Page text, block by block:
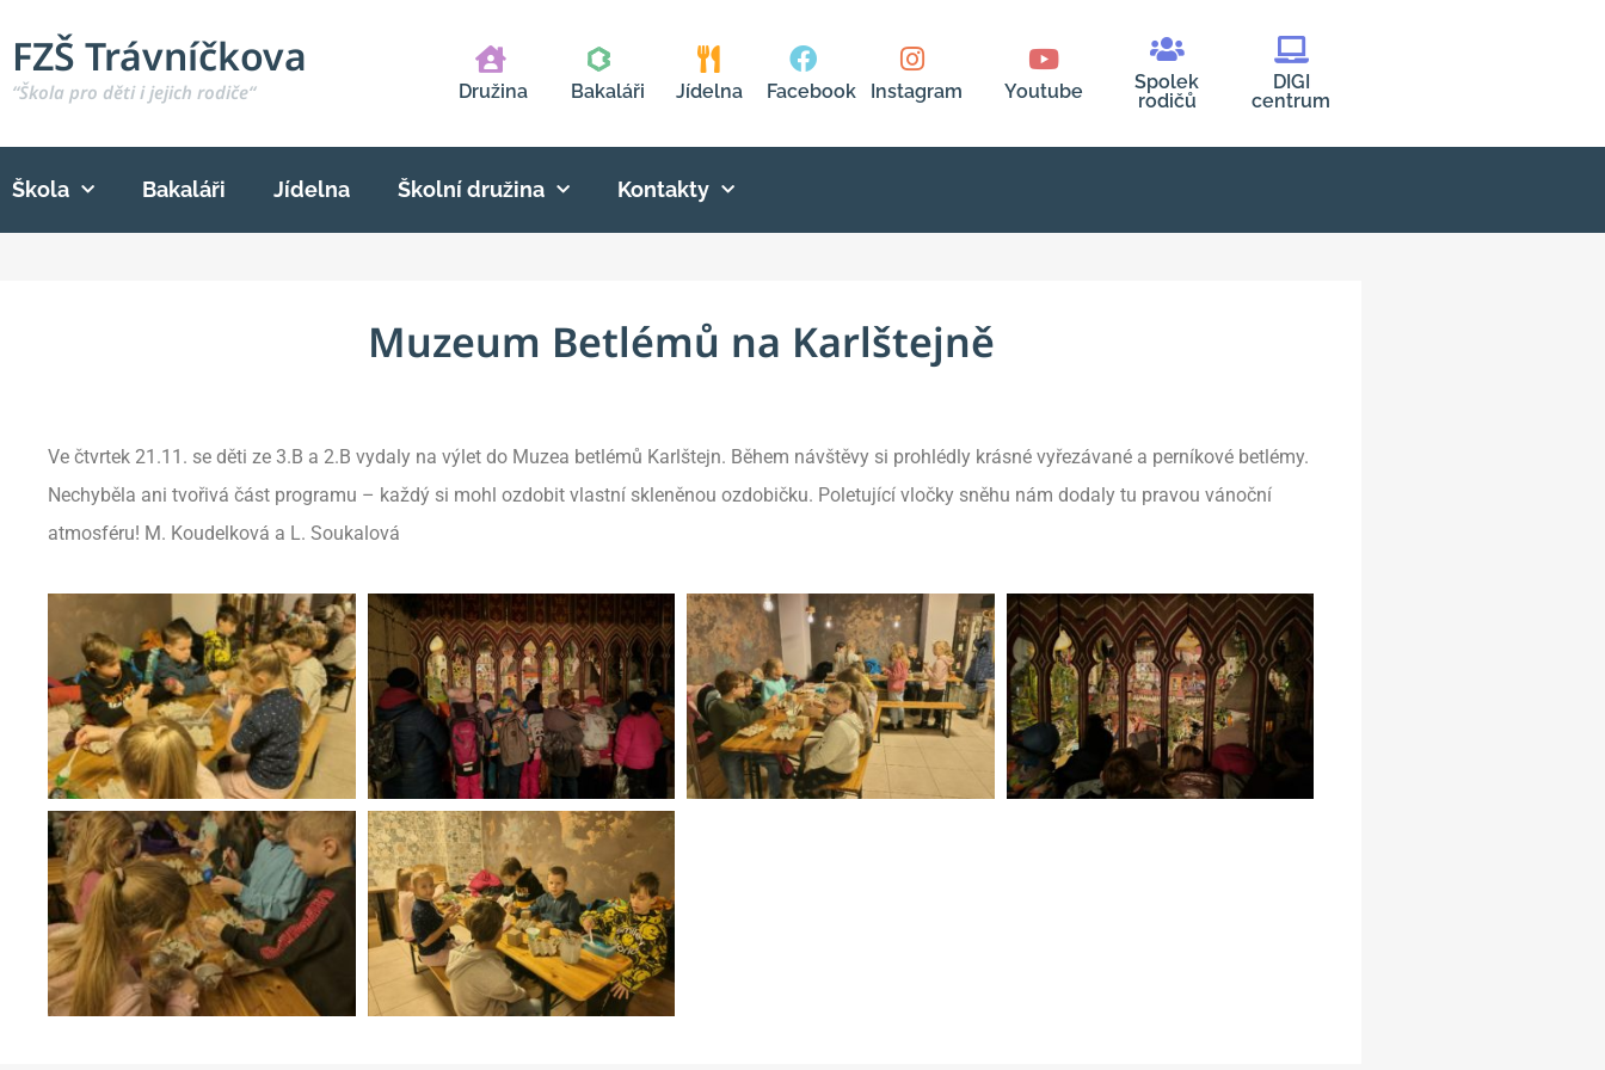
FZŠ Trávníčkova
“Škola pro děti i jejich rodiče“ Družina Bakaláři Jídelna Facebook Instagram Youtube
Spolek
rodičů
DIGI
centrum
Škola Bakaláři Jídelna Školní družina Kontakty
Muzeum Betlémů na Karlštejně
Ve čtvrtek 21.11. se děti ze 3.B a 2.B vydaly na výlet do Muzea betlémů Karlštejn. Během návštěvy si prohlédly krásné vyřezávané a perníkové betlémy.
Nechyběla ani tvořivá část programu – každý si mohl ozdobit vlastní skleněnou ozdobičku. Poletující vločky sněhu nám dodaly tu pravou vánoční
atmosféru! M. Koudelková a L. Soukalová